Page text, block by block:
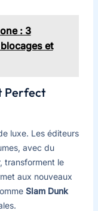
: 3
et
Perfect
luxe. Les éditeurs
avec du
transforment le
aux nouveaux
Slam Dunk